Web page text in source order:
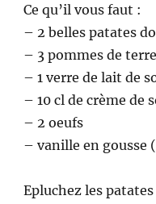
Ce qu’il vous faut :
– 2 belles patates
– 3 pommes de
– 1 verre de lait de
– 10 cl de crème de
– 2 oeufs
– vanille en gousse
Epluchez les